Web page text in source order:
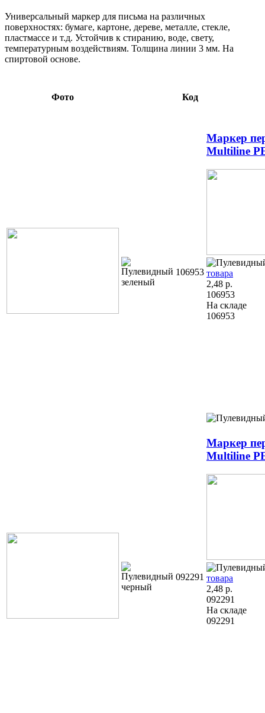
Универсальный маркер для письма на различных
поверхностях: бумаге, картоне, дереве, металле, стекле,
пластмассе и т.д. Устойчив к стиранию, воде, свету,
температурным воздействиям. Толщина линии 3 мм. На
спиртовой основе.
Фото Код
106953
Маркер
Multiline
товара
2,48 р.
106953
На складе
106953
092291
Маркер
Multiline
товара
2,48 р.
092291
На складе
092291